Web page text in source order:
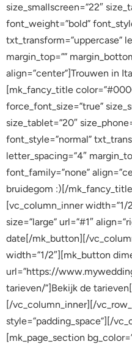
size_smallscreen=”22″
font_weight=”bold”
txt_transform=”uppercase”
margin_top=””
align=”center”]Trouwen in
[mk_fancy_title
force_font_size=”true”
size_tablet=”20″
font_style=”normal”
letter_spacing=”4″
font_family=”none”
bruidegom :)[/
[vc_column_inner
size=”large” url=”#1″
date[/mk_button][/
width=”1/2″][mk_button
url=”https://
tarieven/”]Bekijk de
[/vc_column_inner][/
style=”padding_space”][/
[mk_page_section